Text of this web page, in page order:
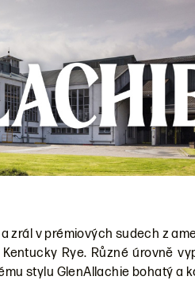
zrál v prémiových sudech z
Rye. Různé úrovně
stylu GlenAllachie bohatý a